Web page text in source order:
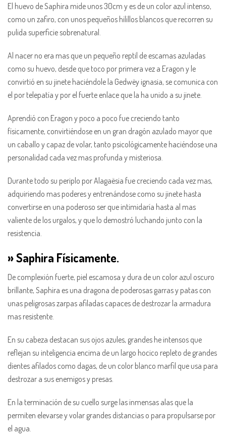
El huevo de Saphira mide unos 30cm y es de un color azul intenso,
como un zafiro, con unos pequeños hilillos blancos que recorren su
pulida superficie sobrenatural.
Al nacer no era mas que un pequeño reptil de escamas azuladas
como su huevo, desde que toco por primera vez a Eragon y le
convirtió en su jinete haciéndole la Gedwëy ignasia, se comunica con
el por telepatía y por el fuerte enlace que la ha unido a su jinete.
Aprendió con Eragon y poco a poco fue creciendo tanto
físicamente, convirtiéndose en un gran dragón azulado mayor que
un caballo y capaz de volar, tanto psicológicamente haciéndose una
personalidad cada vez mas profunda y misteriosa.
Durante todo su periplo por Alagaësia fue creciendo cada vez mas,
adquiriendo mas poderes y entrenándose como su jinete hasta
convertirse en una poderoso ser que intimidaría hasta al mas
valiente de los urgalos, y que lo demostró luchando junto con la
resistencia.
» Saphira Físicamente.
De complexión fuerte, piel escamosa y dura de un color azul oscuro
brillante, Saphira es una dragona de poderosas garras y patas con
unas peligrosas zarpas afiladas capaces de destrozar la armadura
mas resistente.
En su cabeza destacan sus ojos azules, grandes he intensos que
reflejan su inteligencia encima de un largo hocico repleto de grandes
dientes afilados como dagas, de un color blanco marfil que usa para
destrozar a sus enemigos y presas.
En la terminación de su cuello surge las inmensas alas que la
permiten elevarse y volar grandes distancias o para propulsarse por
el agua.